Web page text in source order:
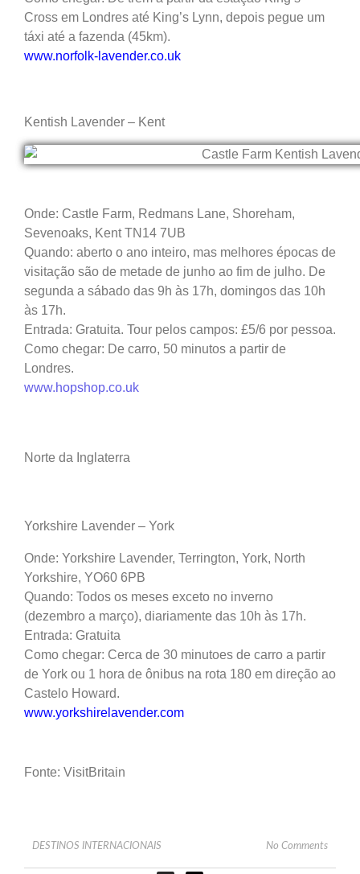
Cross em Londres até King’s Lynn, depois pegue um
táxi até a fazenda (45km).
www.norfolk-lavender.co.uk
Kentish Lavender – Kent
Onde: Castle Farm, Redmans Lane, Shoreham,
Sevenoaks, Kent TN14 7UB
Quando: aberto o ano inteiro, mas melhores épocas de
visitação são de metade de junho ao fim de julho. De
segunda a sábado das 9h às 17h, domingos das 10h
às 17h.
Entrada: Gratuita. Tour pelos campos: £5/6 por pessoa.
Como chegar: De carro, 50 minutos a partir de
Londres.
www.hopshop.co.uk
Norte da Inglaterra
Yorkshire Lavender – York
Onde: Yorkshire Lavender, Terrington, York, North
Yorkshire, YO60 6PB
Quando: Todos os meses exceto no inverno
(dezembro a março), diariamente das 10h às 17h.
Entrada: Gratuita
Como chegar: Cerca de 30 minutoes de carro a partir
de York ou 1 hora de ônibus na rota 180 em direção ao
Castelo Howard.
www.yorkshirelavender.com
Fonte: VisitBritain
DESTINOS INTERNACIONAIS No Comments